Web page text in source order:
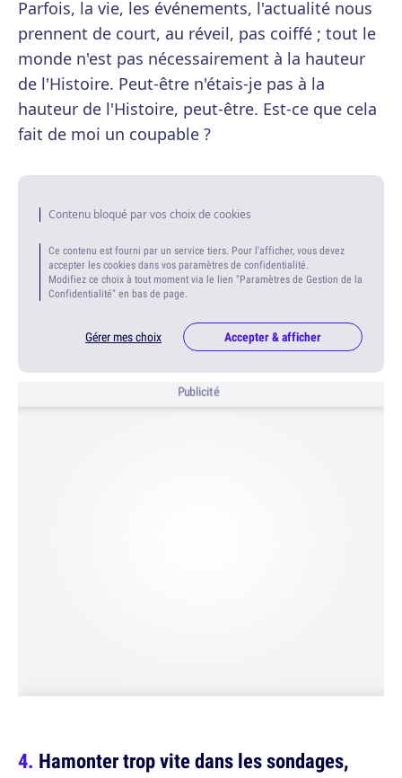
Parfois, la vie, les événements, l'actualité nous
prennent de court, au réveil, pas coiffé ; tout le
monde n'est pas nécessairement à la hauteur
de l'Histoire. Peut-être n'étais-je pas à la
hauteur de l'Histoire, peut-être. Est-ce que cela
fait de moi un coupable ?
Contenu bloqué par vos choix de cookies
Ce contenu est fourni par un service tiers. Pour l'afficher, vous devez
accepter les cookies dans vos paramètres de confidentialité.
Modifiez ce choix à tout moment via le lien "Paramètres de Gestion de la
Confidentialité" en bas de page.
Gérer mes choix Accepter & afficher
Publicité
Hamonter trop vite dans les sondages,